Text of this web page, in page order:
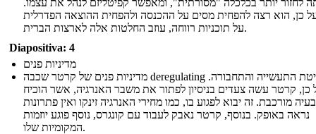
לחזור יותר בכלכלה "מסורתית", ומאפשר קפיטליזם לנהל את עצמו.
כן, הוא רצה להפחית מסים על ההכנסה ולהפחית ההוצאה הפדרלית
על תוכניות רווחה, עוזב החלטות אלה לארצות הברית.
Diapositiva: 4
מדיניות פנים
מדיניות פנים של קרטר שכבה deregulating שליטת התעשייה והתחבורה.
כן, קרטר עשה צעדים בניסיון לפתור את משבר האנרגיה, אשר הוכיח
מורכבת. זה יבוא לפגוע בו, כמו מחירי האנרגיה זינקו ואין פתרונות
נראה באופק. בנוסף, קרטר נאבק לעבוד עם קונגרס, נוסף פוגע יוזמות
המקומיות שלו.